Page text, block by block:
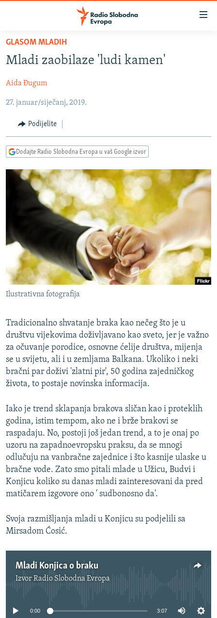
Pređite
glavni
Pređite
na
navigaciju
Pređite
na
pretragu
VIJESTI
SRBIJA
KOSOVO
CRNA GORA
VIZUELNO
VIDEO
FOTOGALERIJE
INFOGRAFIKE
PODCASTI
RAT U UKRAJINI
KINA NA BALKANU
RSE PRIČE IZ SVIJETA
ISPRIČAJ MI
DNEVNO@RSE
SPECIJALI RSE
VIŠE OD NASLOVA
GENOCID U SREBRENICI
TV LIBERTY
POST SCRIPTUM
MOJA EVROPA
TRI DECENIJE OD RATA U BIH
NASTANAK I RASPAD JUGOSLAVIJE
PRATITE NAS
Sve RFE/RL stranice
GLASOM MLADIH
Mladi zaobilaze 'ludi kamen'
Aida Đugum
27. januar/siječanj, 2019.
Podijelite
Dodajte Radio Slobodna Evropa u vaš Google izvor
Ilustrativna fotografija
Tradicionalno shvatanje braka kao nečeg što je u
društvu vijekovima doživljavano kao sveto, jer je važno
za očuvanje porodice, osnovne ćelije društva, mijenja
se u svijetu, ali i u zemljama Balkana. Ukoliko i neki
bračni par doživi 'zlatni pir', 50 godina zajedničkog
života, to postaje novinska informacija.
Iako je trend sklapanja brakova sličan kao i proteklih
godina, istim tempom, ako ne i brže brakovi se
raspadaju. No, postoji još jedan trend, a to je onaj po
uzoru na zapadnoevropsku praksu, da se mnogi
odlučuju na vanbračne zajednice i što kasnije ulaske u
bračne vode. Zato smo pitali mlade u Užicu, Budvi i
Konjicu koliko su danas mladi zainteresovani da pred
matičarem izgovore ono ' sudbonosno da'.
Svoja razmišljanja mladi u Konjicu su podjelili sa
Mirsadom Ćosić.
Mladi Konjica o braku
IzvorRadio Slobodna Evropa
No media source currently available
0:00 3:07